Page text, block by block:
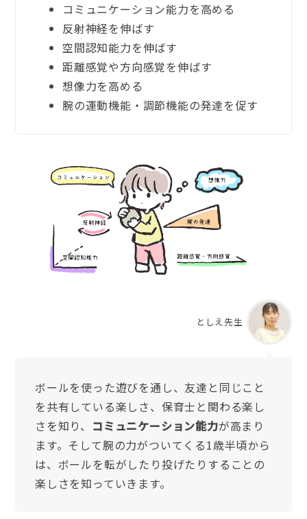
コミュニケーション能力を高める
反射神経を伸ばす
空間認知能力を伸ばす
距離感覚や方向感覚を伸ばす
想像力を高める
腕の運動機能・調節機能の発達を促す
としえ先生
ボールを使った遊びを通し、友達と同じこと
を共有している楽しさ、保育士と関わる楽し
さを知り、 コミュニケーション能力が高まり
ます。そして腕の力がついてくる1歳半頃から
は、ボールを転がしたり投げたりすることの
楽しさを知っていきます。